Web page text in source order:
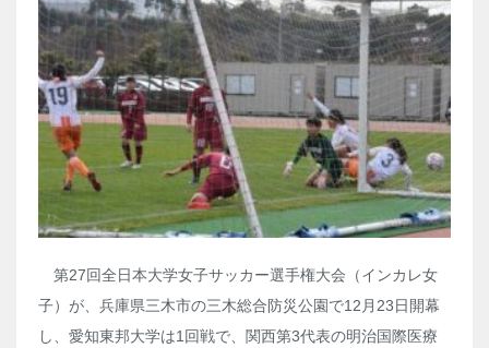
第27回全日本大学女子サッカー選手権大会（インカレ女
子）が、兵庫県三木市の三木総合防災公園で12月23日開幕
し、愛知東邦大学は1回戦で、関西第3代表の明治国際医療